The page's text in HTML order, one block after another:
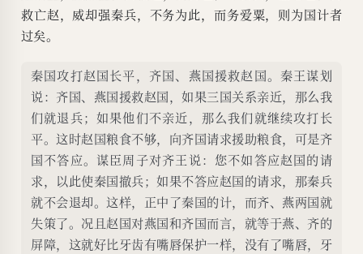
救亡赵，威却强秦兵，不务为此，而务爱粟，则为国计者
过矣。
秦国攻打赵国长平，齐国、燕国援救赵国。秦王谋划
说：齐国、燕国援救赵国，如果三国关系亲近，那么我
们就退兵；如果他们不亲近，那么我们就继续攻打长
平。这时赵国粮食不够，向齐国请求援助粮食，可是齐
国不答应。谋臣周子对齐王说：您不如答应赵国的请
求，以此使秦国撤兵；如果不答应赵国的请求，那秦兵
就不会退却。这样，正中了秦国的计，而齐、燕两国就
失策了。况且赵国对燕国和齐国而言，就等于燕、齐的
屏障，这就好比牙齿有嘴唇保护一样，没有了嘴唇，牙